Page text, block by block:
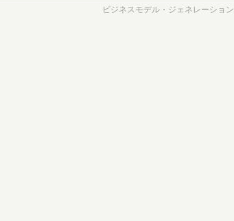
ビジネスモデル・ジェネレーショ